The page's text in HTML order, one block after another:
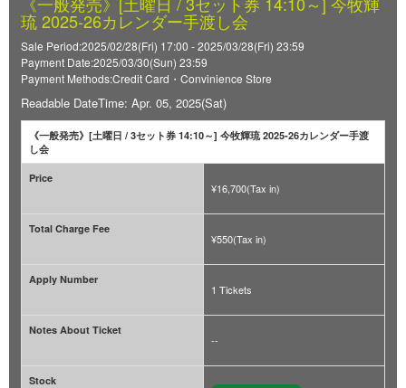
琉 2025-26カレンダー手渡し会
Sale Period:2025/02/28(Fri) 17:00 - 2025/03/28(Fri) 23:59
Payment Date:2025/03/30(Sun) 23:59
Payment Methods:Credit Card・Convinience Store
Readable DateTime: Apr. 05, 2025(Sat)
《一般発売》[土曜日 / 3セット券 14:10～] 今牧輝琉 2025-26カレンダー手渡
し会
Price
¥16,700(Tax in)
Total Charge Fee
¥550(Tax in)
Apply Number
1 Tickets
Notes About Ticket
--
Stock